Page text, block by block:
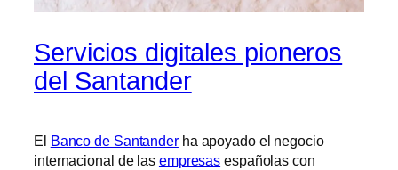
Servicios digitales pioneros
del Santander
El Banco de Santanderha apoyado el negocio
internacional de las empresas españolas con